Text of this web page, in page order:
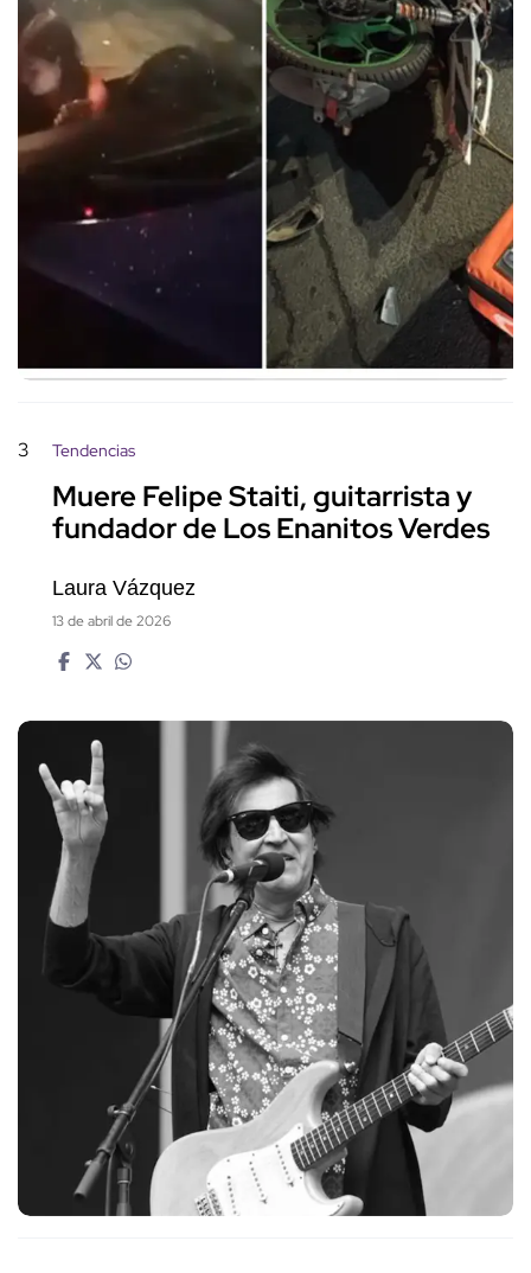
3 Tendencias
Muere Felipe Staiti, guitarrista y
fundador de Los Enanitos Verdes
Laura Vázquez
13 de abril de 2026